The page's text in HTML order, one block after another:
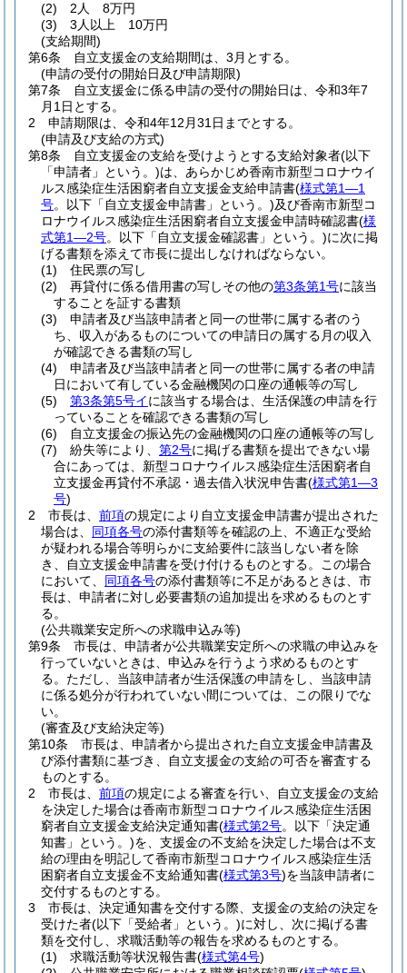
(2)
2人 8万円
(3)
3人以上 10万円
(支給期間)
第6条
自立支援金の支給期間は、3月とする。
(申請の受付の開始日及び申請期限)
第7条
自立支援金に係る申請の受付の開始日は、令和3年7
月1日とする。
2
申請期限は、令和4年12月31日までとする。
(申請及び支給の方式)
第8条
自立支援金の支給を受けようとする支給対象者(以下
「申請者」という。)は、あらかじめ香南市新型コロナウイ
ルス感染症生活困窮者自立支援金支給申請書(様式第1―1
号。以下「自立支援金申請書」という。)及び香南市新型コ
ロナウイルス感染症生活困窮者自立支援金申請時確認書(様
式第1―2号。以下「自立支援金確認書」という。)に次に掲
げる書類を添えて市長に提出しなければならない。
(1)
住民票の写し
(2)
再貸付に係る借用書の写しその他の第3条第1号に該当
することを証する書類
(3)
申請者及び当該申請者と同一の世帯に属する者のう
ち、収入があるものについての申請日の属する月の収入
が確認できる書類の写し
(4)
申請者及び当該申請者と同一の世帯に属する者の申請
日において有している金融機関の口座の通帳等の写し
(5)
第3条第5号イに該当する場合は、生活保護の申請を行
っていることを確認できる書類の写し
(6)
自立支援金の振込先の金融機関の口座の通帳等の写し
(7)
紛失等により、 第2号に掲げる書類を提出できない場
合にあっては、新型コロナウイルス感染症生活困窮者自
立支援金再貸付不承認・過去借入状況申告書(様式第1―3
号)
2
市長は、 前項の規定により自立支援金申請書が提出された
場合は、 同項各号の添付書類等を確認の上、不適正な受給
が疑われる場合等明らかに支給要件に該当しない者を除
き、自立支援金申請書を受け付けるものとする。
この場合
において、 同項各号の添付書類等に不足があるときは、市
長は、申請者に対し必要書類の追加提出を求めるものとす
る。
(公共職業安定所への求職申込み等)
第9条
市長は、申請者が公共職業安定所への求職の申込みを
行っていないときは、申込みを行うよう求めるものとす
る。 ただし、当該申請者が生活保護の申請をし、当該申請
に係る処分が行われていない間については、この限りでな
い。
(審査及び支給決定等)
第10条
市長は、申請者から提出された自立支援金申請書及
び添付書類に基づき、自立支援金の支給の可否を審査する
ものとする。
2
市長は、 前項の規定による審査を行い、自立支援金の支給
を決定した場合は香南市新型コロナウイルス感染症生活困
窮者自立支援金支給決定通知書(様式第2号。以下「決定通
知書」という。)を、支援金の不支給を決定した場合は不支
給の理由を明記して香南市新型コロナウイルス感染症生活
困窮者自立支援金不支給通知書(様式第3号)を当該申請者に
交付するものとする。
3
市長は、決定通知書を交付する際、支援金の支給の決定を
受けた者(以下「受給者」という。)に対し、次に掲げる書
類を交付し、求職活動等の報告を求めるものとする。
(1)
求職活動等状況報告書(様式第4号)